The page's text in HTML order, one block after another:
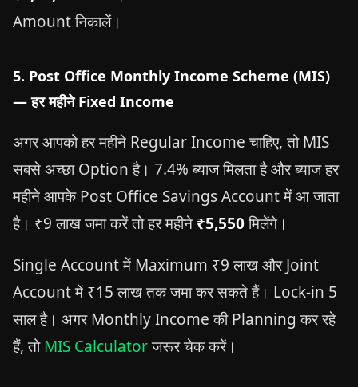
Amount निकालें।
5. Post Office Monthly Income Scheme (MIS)
— हर महीने Fixed Income
अगर आपको हर महीने Regular Income चाहिए, तो MIS
सबसे अच्छा Option है। 7.4% ब्याज मिलता है और ब्याज हर
महीने आपके Post Office Savings Account में आ जाता
है। ₹9 लाख जमा करें तो हर महीने ₹5,550मिलेंगे।
Single Account में Maximum ₹9 लाख और Joint
Account में ₹15 लाख तक जमा कर सकते हैं। Lock-in 5
साल है। अगर Monthly Income की Planning कर रहे
हैं, तोMIS Calculatorजरूर चेक करें।